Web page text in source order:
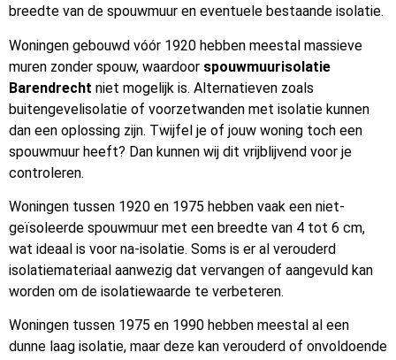
breedte van de spouwmuur en eventuele bestaande isolatie.
Woningen gebouwd vóór 1920 hebben meestal massieve
muren zonder spouw, waardoor spouwmuurisolatie
Barendrecht niet mogelijk is. Alternatieven zoals
buitengevelisolatie of voorzetwanden met isolatie kunnen
dan een oplossing zijn. Twijfel je of jouw woning toch een
spouwmuur heeft? Dan kunnen wij dit vrijblijvend voor je
controleren.
Woningen tussen 1920 en 1975 hebben vaak een niet-
geïsoleerde spouwmuur met een breedte van 4 tot 6 cm,
wat ideaal is voor na-isolatie. Soms is er al verouderd
isolatiemateriaal aanwezig dat vervangen of aangevuld kan
worden om de isolatiewaarde te verbeteren.
Woningen tussen 1975 en 1990 hebben meestal al een
dunne laag isolatie, maar deze kan verouderd of onvoldoende